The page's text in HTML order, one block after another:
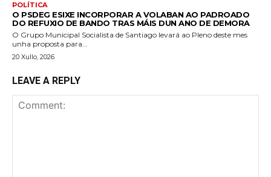
POLÍTICA
O PSDEG ESIXE INCORPORAR A VOLABAN AO PADROADO
DO REFUXIO DE BANDO TRAS MÁIS DUN ANO DE DEMORA
O Grupo Municipal Socialista de Santiago levará ao Pleno deste mes
unha proposta para...
20 Xullo, 2026
LEAVE A REPLY